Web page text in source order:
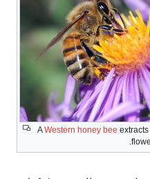
AWestern honey bee